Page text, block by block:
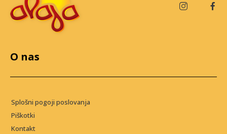
O nas
Splošni pogoji poslovanja
Piškotki
Kontakt